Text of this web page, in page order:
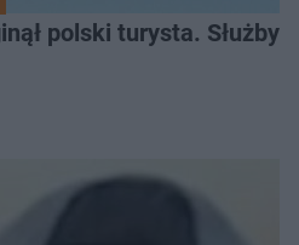
polski turysta. Służby